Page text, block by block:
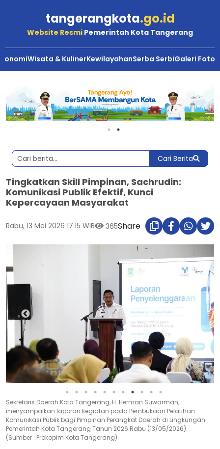
tangerangkota.go.id
Website Resmi Pemerintah Kota Tangerang
Wisata & KulinerKewilayahanSerba SerbiGaleri Foto
Cari Berita
Tingkatkan Skill Pimpinan, Sachrudin:
Komunikasi Publik Efektif, Kunci
Kepercayaan Masyarakat
Rabu, 13 Mei 2026 17:15 WIB 365Share
Sekretaris Daerah Kota Tangerang, H. Herman Suwarman,
menyampaikan laporan kegiatan pada Pembukaan Pelatihan
Komunikasi Publik bagi Pimpinan Perangkat Daerah di Lingkungan
Pemerintah Kota Tangerang Tahun 2026.Rabu (13/05/2026).
(Sumber : Prokopim Kota Tangerang)